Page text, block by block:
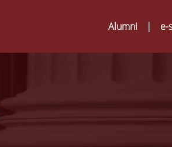
Alumni | e-